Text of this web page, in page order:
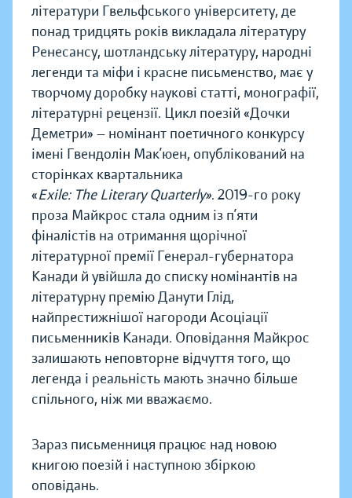
літератури Гвельфського університету, де
понад тридцять років викладала літературу
Ренесансу, шотландську літературу, народні
легенди та міфи і красне письменство, має у
творчому доробку наукові статті, монографії,
літературні рецензії. Цикл поезій «Дочки
Деметри» — номінант поетичного конкурсу
імені Гвендолін Мак’юен, опублікований на
сторінках квартальника
«Exile: The Literary Quarterly». 2019-го року
проза Майкрос стала одним із п’яти
фіналістів на отримання щорічної
літературної премії Генерал-губернатора
Канади й увійшла до списку номінантів на
літературну премію Данути Глід,
найпрестижнішої нагороди Асоціації
письменників Канади. Оповідання Майкрос
залишають неповторне відчуття того, що
легенда і реальність мають значно більше
спільного, ніж ми вважаємо.
Зараз письменниця працює над новою
книгою поезій і наступною збіркою
оповідань.